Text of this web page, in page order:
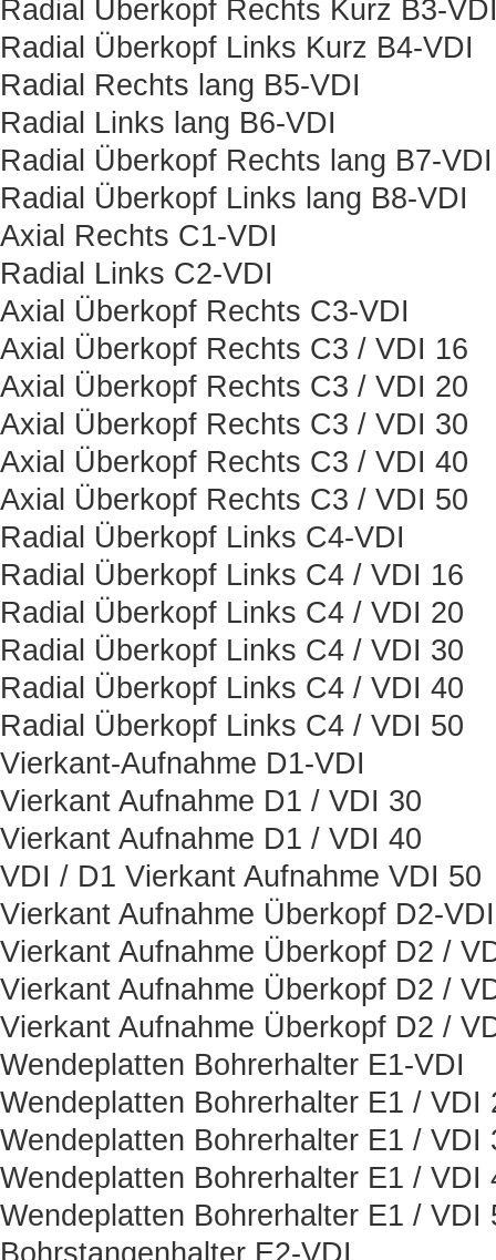
Radial Überkopf Rechts Kurz B3-
Radial Überkopf Links Kurz B4-VDI
Radial Rechts lang B5-VDI
Radial Links lang B6-VDI
Radial Überkopf Rechts lang B7-VDI
Radial Überkopf Links lang B8-VDI
Axial Rechts C1-VDI
Radial Links C2-VDI
Axial Überkopf Rechts C3-VDI
Axial Überkopf Rechts C3 / VDI 16
Axial Überkopf Rechts C3 / VDI 20
Axial Überkopf Rechts C3 / VDI 30
Axial Überkopf Rechts C3 / VDI 40
Axial Überkopf Rechts C3 / VDI 50
Radial Überkopf Links C4-VDI
Radial Überkopf Links C4 / VDI 16
Radial Überkopf Links C4 / VDI 20
Radial Überkopf Links C4 / VDI 30
Radial Überkopf Links C4 / VDI 40
Radial Überkopf Links C4 / VDI 50
Vierkant-Aufnahme D1-VDI
Vierkant Aufnahme D1 / VDI 30
Vierkant Aufnahme D1 / VDI 40
VDI / D1 Vierkant Aufnahme VDI 50
Vierkant Aufnahme Überkopf D2-VDI
Vierkant Aufnahme Überkopf D2 /
Vierkant Aufnahme Überkopf D2 /
Vierkant Aufnahme Überkopf D2 /
Wendeplatten Bohrerhalter E1-VDI
Wendeplatten Bohrerhalter E1 / VDI
Wendeplatten Bohrerhalter E1 / VDI
Wendeplatten Bohrerhalter E1 / VDI
Wendeplatten Bohrerhalter E1 / VDI
Bohrstangenhalter E2-VDI